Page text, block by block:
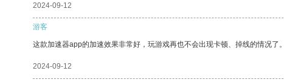
2024-09-12
游客
这款加速器app的加速效果非常好，玩游戏再也不会出现卡顿、掉线的情况
2024-09-12